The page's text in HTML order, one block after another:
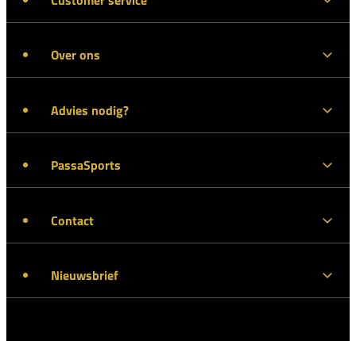
Over ons
Advies nodig?
PassaSports
Contact
Nieuwsbrief